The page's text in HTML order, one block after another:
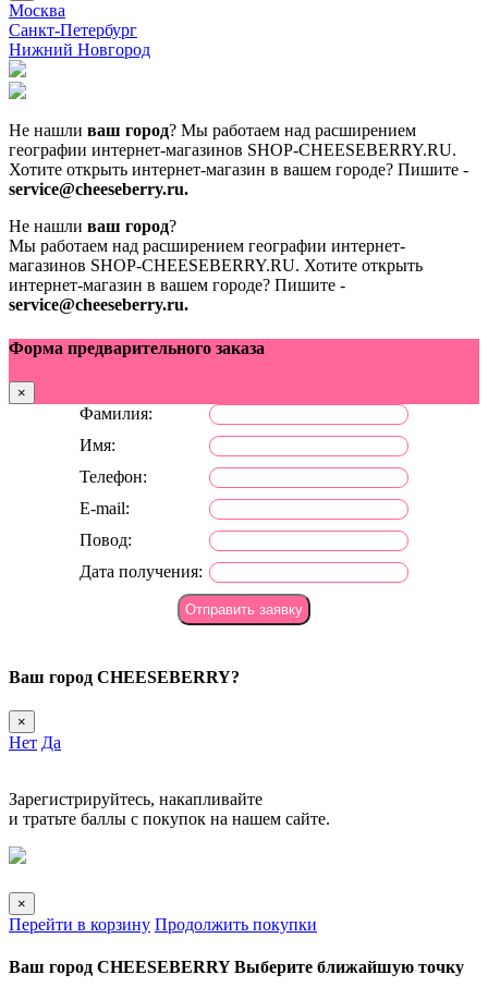
Москва
Санкт-Петербург
Нижний Новгород
Не нашли ваш город? Мы работаем над расширением
географии интернет-магазинов SHOP-CHEESEBERRY.RU.
Хотите открыть интернет-магазин в вашем городе? Пишите -
service@cheeseberry.ru.
Не нашли ваш город?
Мы работаем над расширением географии интернет-
магазинов SHOP-CHEESEBERRY.RU. Хотите открыть
интернет-магазин в вашем городе? Пишите -
service@cheeseberry.ru.
Форма предварительного заказа
×
Фамилия:
Имя:
Телефон:
E-mail:
Повод:
Дата получения:
Ваш город CHEESEBERRY?
×
Нет Да
Зарегистрируйтесь, накапливайте
и тратьте баллы с покупок на нашем сайте.
×
Перейти в корзину Продолжить покупки
Ваш город CHEESEBERRYВыберите ближайшую точку